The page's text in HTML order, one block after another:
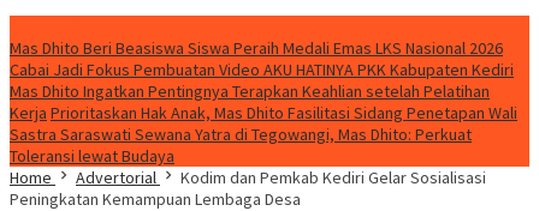
Mas Dhito Beri Beasiswa Siswa Peraih Medali Emas LKS Nasional 2026
Cabai Jadi Fokus Pembuatan Video AKU HATINYA PKK Kabupaten Kediri
Mas Dhito Ingatkan Pentingnya Terapkan Keahlian setelah Pelatihan
Kerja Prioritaskan Hak Anak, Mas Dhito Fasilitasi Sidang Penetapan Wali
Sastra Saraswati Sewana Yatra di Tegowangi, Mas Dhito: Perkuat
Toleransi lewat Budaya
Home
Advertorial
Kodim dan Pemkab Kediri Gelar Sosialisasi
Peningkatan Kemampuan Lembaga Desa